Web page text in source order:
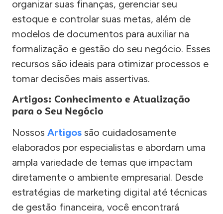
organizar suas finanças, gerenciar seu
estoque e controlar suas metas, além de
modelos de documentos para auxiliar na
formalização e gestão do seu negócio. Esses
recursos são ideais para otimizar processos e
tomar decisões mais assertivas.
Artigos: Conhecimento e Atualização
para o Seu Negócio
Nossos Artigos são cuidadosamente
elaborados por especialistas e abordam uma
ampla variedade de temas que impactam
diretamente o ambiente empresarial. Desde
estratégias de marketing digital até técnicas
de gestão financeira, você encontrará